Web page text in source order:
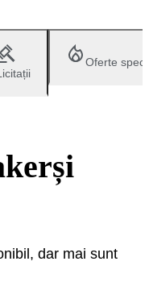
Oferte
dar mai sunt